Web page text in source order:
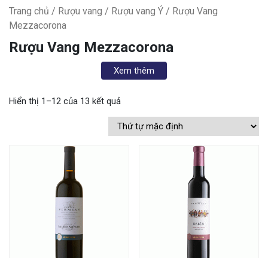
Trang chủ / Rượu vang / Rượu vang Ý / Rượu Vang
Mezzacorona
Rượu Vang Mezzacorona
Xem thêm
Hiển thị 1–12 của 13 kết quả